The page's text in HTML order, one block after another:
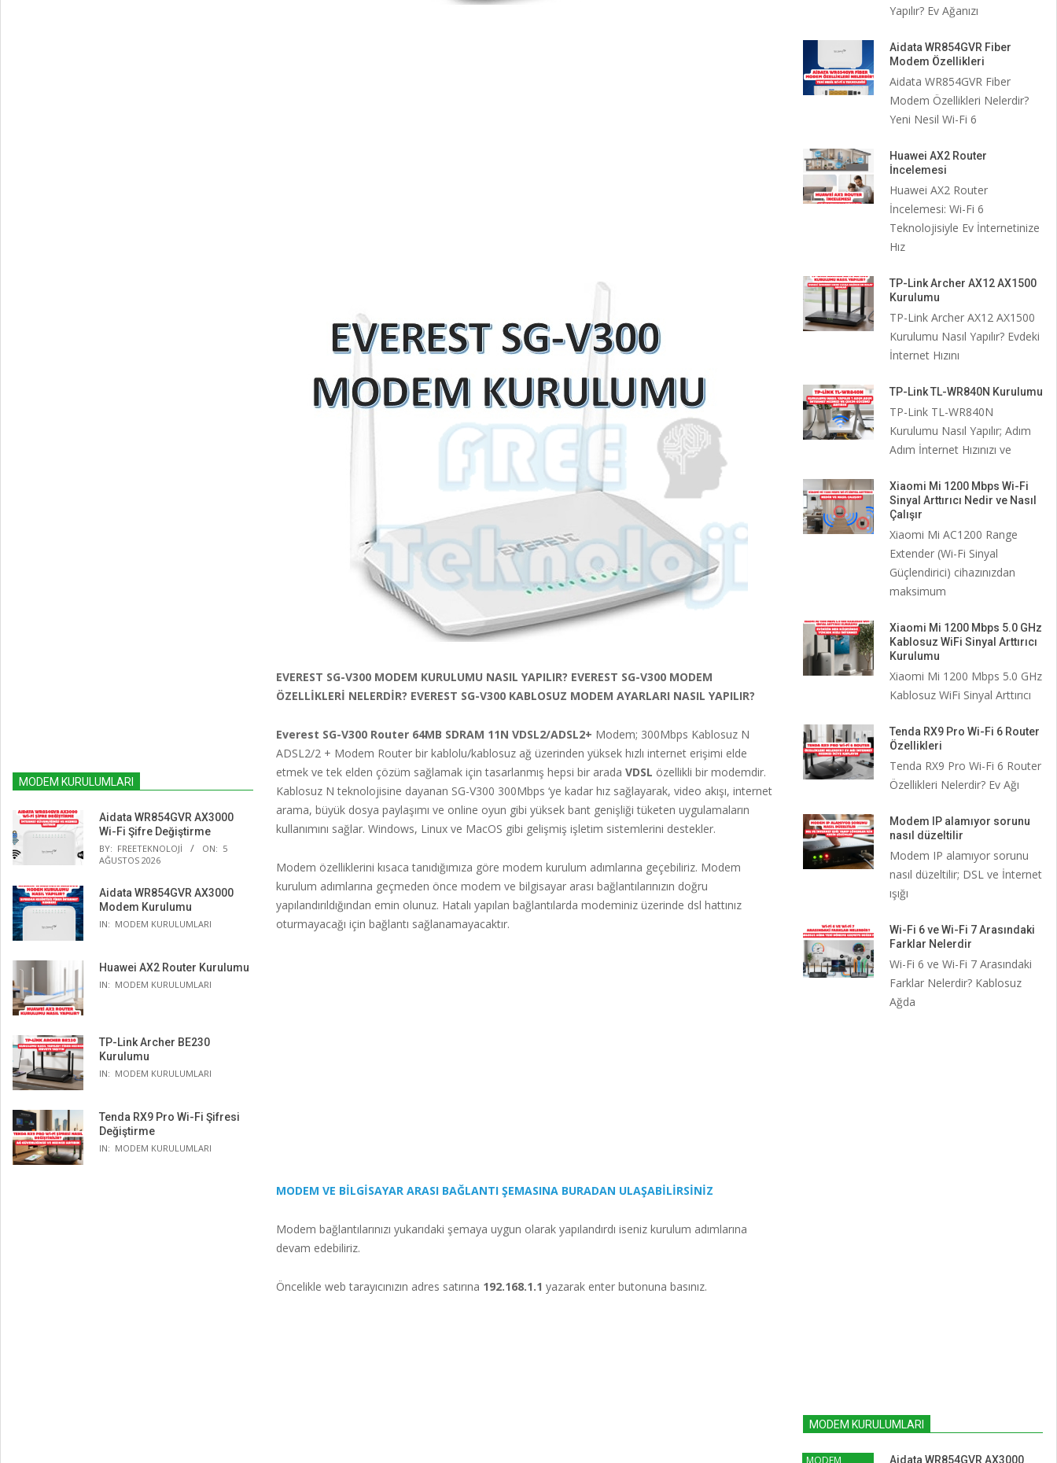
EVEREST SG-V300 MODEM KURULUMU NASIL YAPILIR? EVEREST SG-V300 MODEM
ÖZELLİKLERİ NELERDİR? EVEREST SG-V300 KABLOSUZ MODEM AYARLARI NASIL YAPILIR?
Everest SG-V300 Router 64MB SDRAM 11N VDSL2/ADSL2+ Modem; 300Mbps Kablosuz N
ADSL2/2 + Modem Router bir kablolu/kablosuz ağ üzerinden yüksek hızlı internet erişimi elde
etmek ve tek elden çözüm sağlamak için tasarlanmış hepsi bir arada VDSL özellikli bir modemdir.
Kablosuz N teknolojisine dayanan SG-V300 300Mbps ‘ye kadar hız sağlayarak, video akışı, internet
arama, büyük dosya paylaşımı ve online oyun gibi yüksek bant genişliği tüketen uygulamaların
kullanımını sağlar. Windows, Linux ve MacOS gibi gelişmiş işletim sistemlerini destekler.
Modem özelliklerini kısaca tanıdığımıza göre modem kurulum adımlarına geçebiliriz. Modem
kurulum adımlarına geçmeden önce modem ve bilgisayar arası bağlantılarınızın doğru
yapılandırıldığından emin olunuz. Hatalı yapılan bağlantılarda modeminiz üzerinde dsl hattınız
oturmayacağı için bağlantı sağlanamayacaktır.
MODEM VE BİLGİSAYAR ARASI BAĞLANTI ŞEMASINA BURADAN ULAŞABİLİRSİNİZ
Modem bağlantılarınızı yukarıdaki şemaya uygun olarak yapılandırdı iseniz kurulum adımlarına
devam edebiliriz.
Öncelikle web tarayıcınızın adres satırına 192.168.1.1 yazarak enter butonuna basınız.
MODEM KURULUMLARI
Aidata WR854GVR AX3000
Wi-Fi Şifre Değiştirme
BY: FREETEKNOLOJI ON: 5
AĞUSTOS 2026
Aidata WR854GVR AX3000
Modem Kurulumu
IN: MODEM KURULUMLARI
Huawei AX2 Router Kurulumu
IN: MODEM KURULUMLARI
TP-Link Archer BE230
Kurulumu
IN: MODEM KURULUMLARI
Tenda RX9 Pro Wi-Fi Şifresi
Değiştirme
IN: MODEM KURULUMLARI
Yapılır? Ev Ağanızı
Aidata WR854GVR Fiber
Modem Özellikleri
Aidata WR854GVR Fiber
Modem Özellikleri Nelerdir?
Yeni Nesil Wi-Fi 6
Huawei AX2 Router
İncelemesi
Huawei AX2 Router
İncelemesi: Wi-Fi 6
Teknolojisiyle Ev İnternetinize
Hız
TP-Link Archer AX12 AX1500
Kurulumu
TP-Link Archer AX12 AX1500
Kurulumu Nasıl Yapılır? Evdeki
İnternet Hızını
TP-Link TL-WR840N Kurulumu
TP-Link TL-WR840N
Kurulumu Nasıl Yapılır; Adım
Adım İnternet Hızınızı ve
Xiaomi Mi 1200 Mbps Wi-Fi
Sinyal Arttırıcı Nedir ve Nasıl
Çalışır
Xiaomi Mi AC1200 Range
Extender (Wi-Fi Sinyal
Güçlendirici) cihazınızdan
maksimum
Xiaomi Mi 1200 Mbps 5.0 GHz
Kablosuz WiFi Sinyal Arttırıcı
Kurulumu
Xiaomi Mi 1200 Mbps 5.0 GHz
Kablosuz WiFi Sinyal Arttırıcı
Tenda RX9 Pro Wi-Fi 6 Router
Özellikleri
Tenda RX9 Pro Wi-Fi 6 Router
Özellikleri Nelerdir? Ev Ağı
Modem IP alamıyor sorunu
nasıl düzeltilir
Modem IP alamıyor sorunu
nasıl düzeltilir; DSL ve İnternet
ışığı
Wi-Fi 6 ve Wi-Fi 7 Arasındaki
Farklar Nelerdir
Wi-Fi 6 ve Wi-Fi 7 Arasındaki
Farklar Nelerdir? Kablosuz
Ağda
MODEM KURULUMLARI
MODEM Aidata WR854GVR AX3000